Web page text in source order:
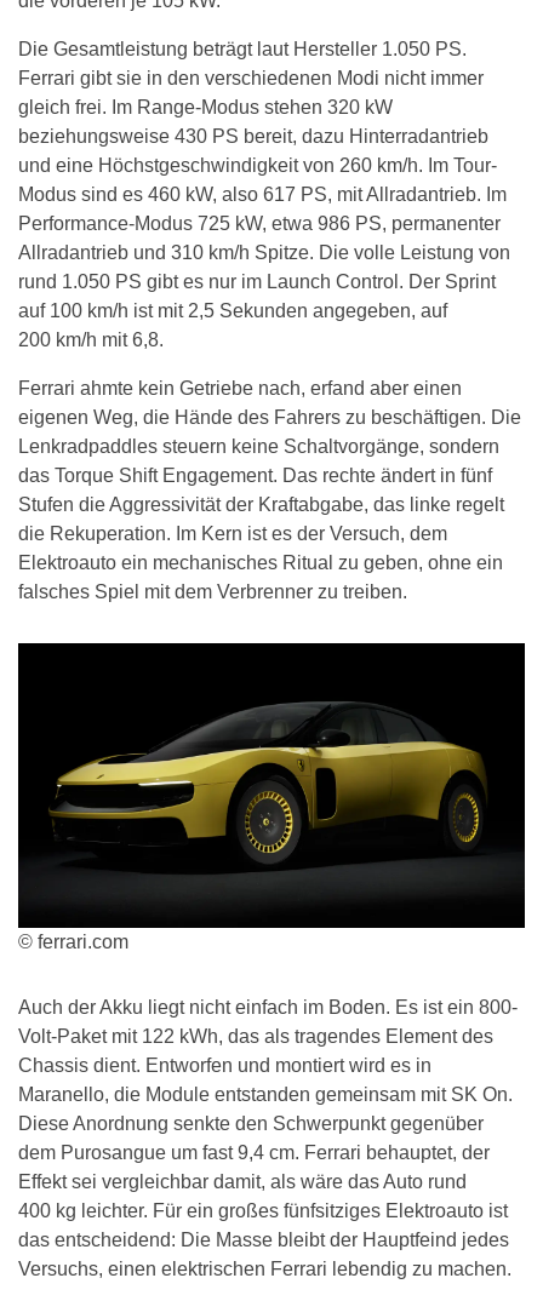
Die Gesamtleistung beträgt laut Hersteller 1.050 PS.
Ferrari gibt sie in den verschiedenen Modi nicht immer
gleich frei. Im Range-Modus stehen 320 kW
beziehungsweise 430 PS bereit, dazu Hinterradantrieb
und eine Höchstgeschwindigkeit von 260 km/h. Im Tour-
Modus sind es 460 kW, also 617 PS, mit Allradantrieb. Im
Performance-Modus 725 kW, etwa 986 PS, permanenter
Allradantrieb und 310 km/h Spitze. Die volle Leistung von
rund 1.050 PS gibt es nur im Launch Control. Der Sprint
auf 100 km/h ist mit 2,5 Sekunden angegeben, auf
200 km/h mit 6,8.
Ferrari ahmte kein Getriebe nach, erfand aber einen
eigenen Weg, die Hände des Fahrers zu beschäftigen. Die
Lenkradpaddles steuern keine Schaltvorgänge, sondern
das Torque Shift Engagement. Das rechte ändert in fünf
Stufen die Aggressivität der Kraftabgabe, das linke regelt
die Rekuperation. Im Kern ist es der Versuch, dem
Elektroauto ein mechanisches Ritual zu geben, ohne ein
falsches Spiel mit dem Verbrenner zu treiben.
© ferrari.com
Auch der Akku liegt nicht einfach im Boden. Es ist ein 800-
Volt-Paket mit 122 kWh, das als tragendes Element des
Chassis dient. Entworfen und montiert wird es in
Maranello, die Module entstanden gemeinsam mit SK On.
Diese Anordnung senkte den Schwerpunkt gegenüber
dem Purosangue um fast 9,4 cm. Ferrari behauptet, der
Effekt sei vergleichbar damit, als wäre das Auto rund
400 kg leichter. Für ein großes fünfsitziges Elektroauto ist
das entscheidend: Die Masse bleibt der Hauptfeind jedes
Versuchs, einen elektrischen Ferrari lebendig zu machen.